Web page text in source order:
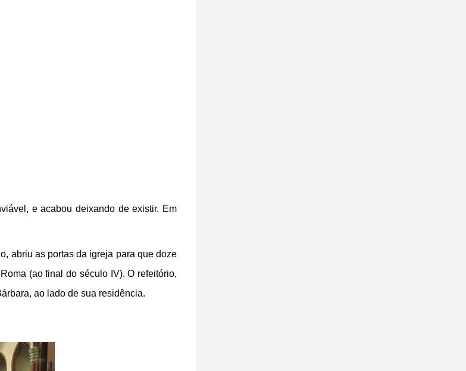
e acabou deixando de existir. Em
abriu as portas da igreja para que doze
(ao final do século IV). O refeitório,
ao lado de sua residência.